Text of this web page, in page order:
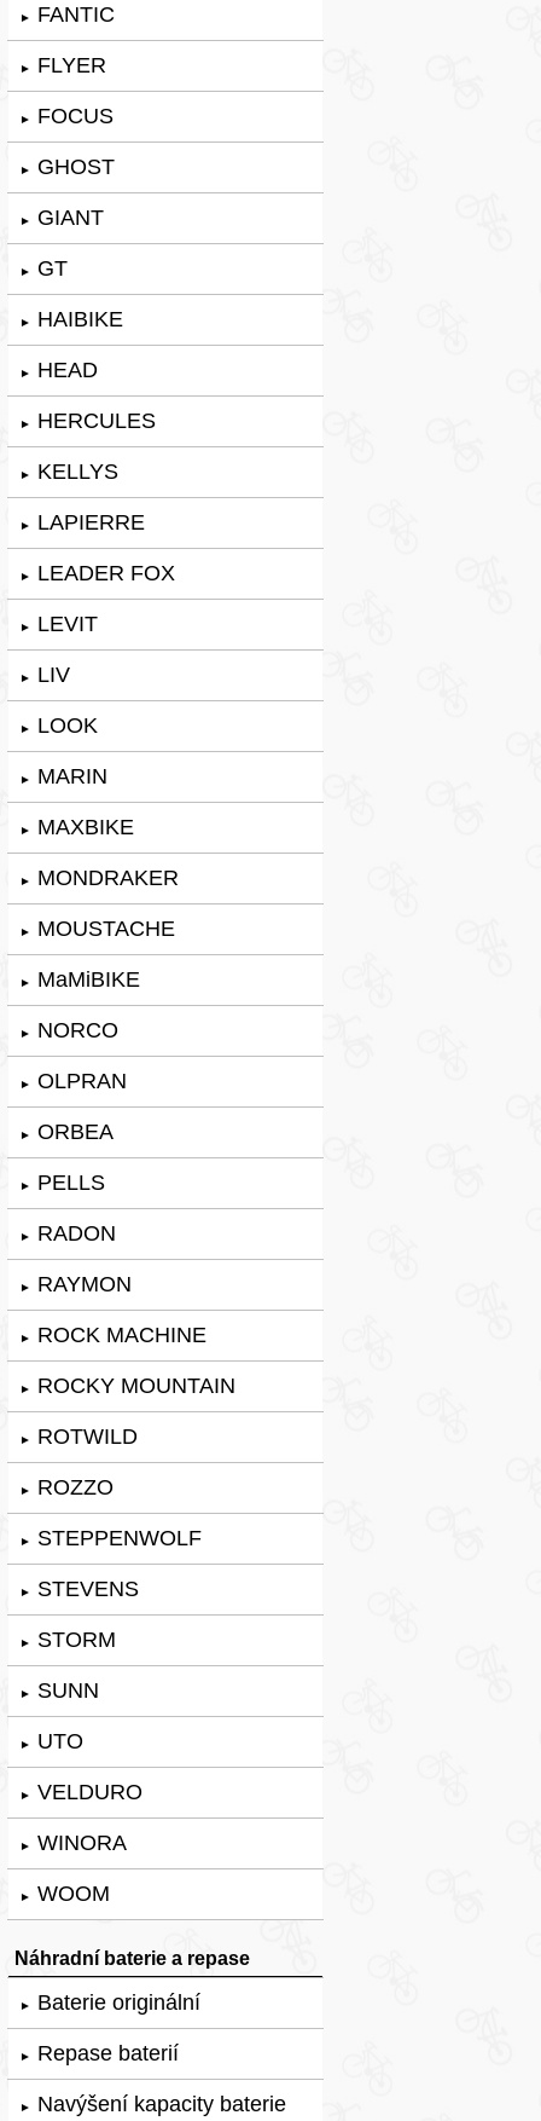
► FANTIC
► FLYER
► FOCUS
► GHOST
► GIANT
► GT
► HAIBIKE
► HEAD
► HERCULES
► KELLYS
► LAPIERRE
► LEADER FOX
► LEVIT
► LIV
► LOOK
► MARIN
► MAXBIKE
► MONDRAKER
► MOUSTACHE
► MaMiBIKE
► NORCO
► OLPRAN
► ORBEA
► PELLS
► RADON
► RAYMON
► ROCK MACHINE
► ROCKY MOUNTAIN
► ROTWILD
► ROZZO
► STEPPENWOLF
► STEVENS
► STORM
► SUNN
► UTO
► VELDURO
► WINORA
► WOOM
Náhradní baterie a repase
► Baterie originální
► Repase baterií
► Navýšení kapacity baterie